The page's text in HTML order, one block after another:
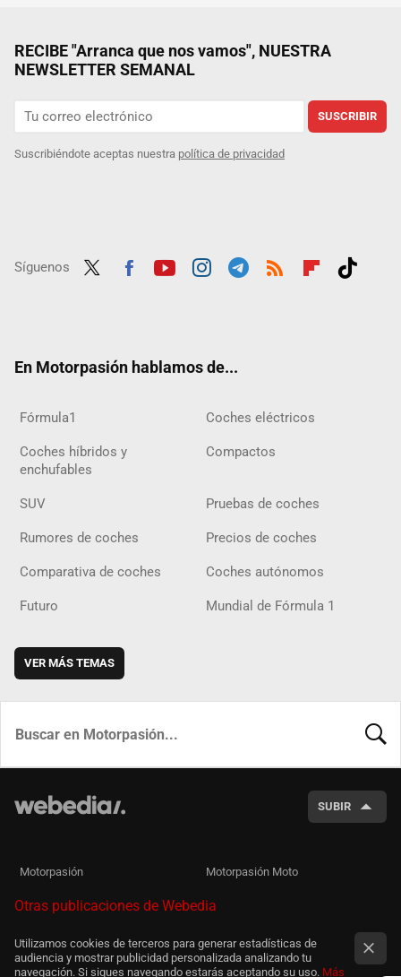
RECIBE "Arranca que nos vamos", NUESTRA
NEWSLETTER SEMANAL
SUSCRIBIR
Suscribiéndote aceptas nuestra política de privacidad
Síguenos
En Motorpasión hablamos de...
Fórmula1 Coches eléctricos
Coches híbridos y
enchufables
Compactos
SUV Pruebas de coches
Rumores de coches Precios de coches
Comparativa de coches Coches autónomos
Futuro Mundial de Fórmula 1
VER MÁS TEMAS
SUBIR
Motorpasión Motorpasión Moto
Otras publicaciones de Webedia
Utilizamos cookies de terceros para generar estadísticas de
audiencia y mostrar publicidad personalizada analizando tu
navegación. Si sigues navegando estarás aceptando su uso. Más